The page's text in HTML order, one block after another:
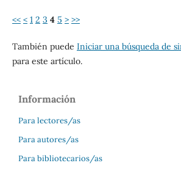
<< < 1 2 3 4 5 > >>
También puede Iniciar una búsqueda de
para este artículo.
Información
Para lectores/as
Para autores/as
Para bibliotecarios/as